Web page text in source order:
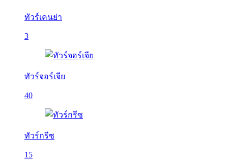
ทัวร์เคนย่า
3
ทัวร์จอร์เจีย
40
ทัวร์กรีซ
15